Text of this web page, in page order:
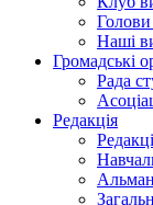
Голови
Наші
Громадські
Рада
Редакція